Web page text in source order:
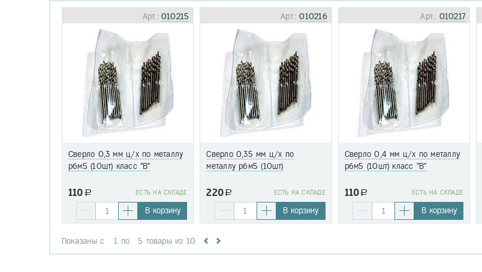
Арт.:010215
Сверло 0,3 мм ц/х по металлу
р6м5 (10шт) класс "В"
110 a EСТЬ НА СКЛАДЕ
В корзину
Арт.:010216
Сверло 0,35 мм ц/х по
металлу р6м5 (10шт)
220a EСТЬ НА СКЛАДЕ
В корзину
Арт.: 010217
Сверло 0,4 мм ц/х по металлу
р6м5 (10шт) класс "В"
110a EСТЬ НА СКЛАДЕ
В корзину
Показаны с 1 по 5 товары из 10